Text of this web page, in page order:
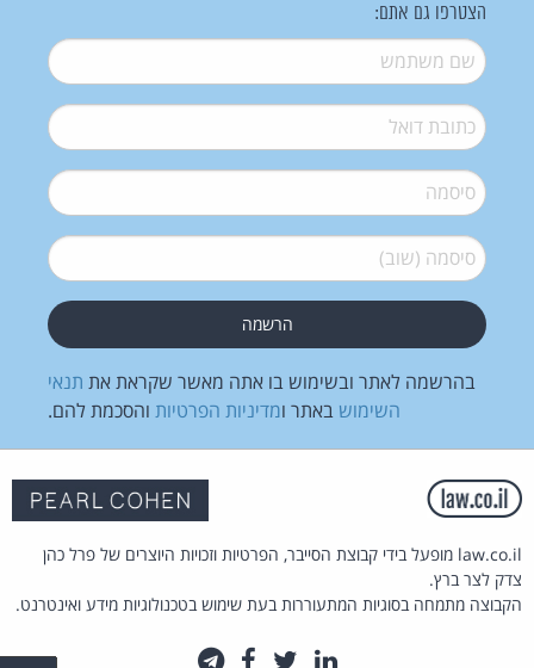
הצטרפו גם אתם:
שם משתמש*
דואל*
סיסמה*
סיסמה (שוב)*
בהרשמה לאתר ובשימוש בו אתה מאשר שקראת את תנאי
השימוש באתר ומדיניות הפרטיות והסכמת להם.
law.co.il מופעל בידי קבוצת הסייבר, הפרטיות וזכויות היוצרים של פרל כהן
צדק לצר ברץ.
הקבוצה מתמחה בסוגיות המתעוררות בעת שימוש בטכנולוגיות מידע ואינטרנט.
לינקדאין
טוויטרפייסבוק